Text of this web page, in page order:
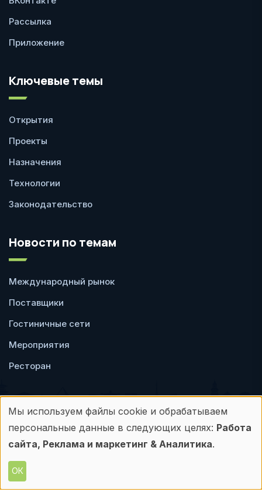
Рассылка
Приложение
Ключевые темы
Открытия
Проекты
Назначения
Технологии
Законодательство
Новости по темам
Международный рынок
Поставщики
Гостиничные сети
Мероприятия
Ресторан
Пользовательское
соглашение
Политика
конфиденциальности
Использование
персональных
данных
Мы используем файлы cookie и обрабатываем
персональные данные в следующих целях: Работа
сайта, Реклама и маркетинг & Аналитика.
ОК